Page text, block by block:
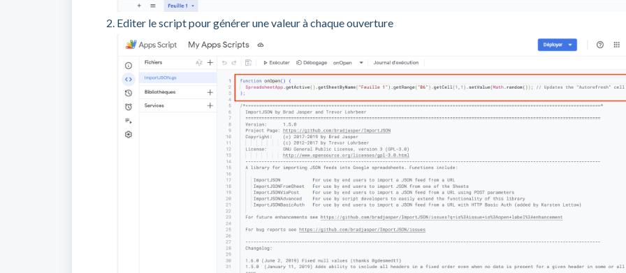
Editer le script pour générer une valeur à chaque ouverture